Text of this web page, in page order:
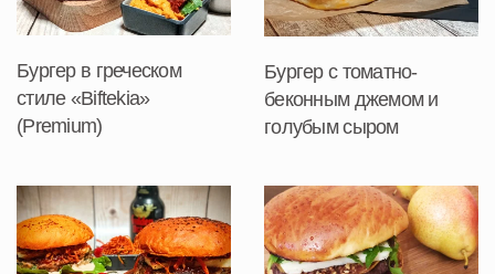
Бургер в греческом
стиле «Biftekia»
(Premium)
Бургер с томатно-
беконным джемом и
голубым сыром